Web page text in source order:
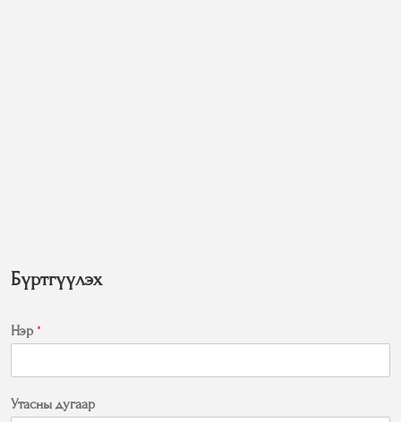
Бүртгүүлэх
Нэр *
Утасны дугаар